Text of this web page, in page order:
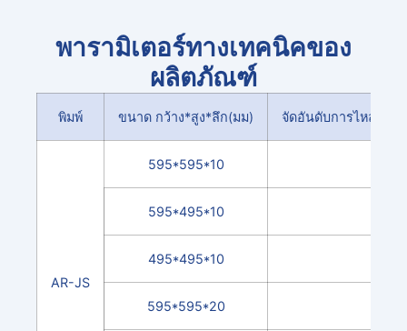
พารามิเตอร์ทางเทคนิคของ
ผลิตภัณฑ์
พิมพ์ ขนาด กว้าง*สูง*ลึก(มม) จัดอันดับการไหลของ
AR-JS
595*595*10
595*495*10
495*495*10
595*595*20